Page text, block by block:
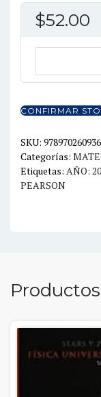
$52.00
Y
PARA
Y
CIENCIAS
8ED.
cantidad
CONFIRMAR
SKU:
Categorías:
Etiquetas: AÑO:
PEARSON